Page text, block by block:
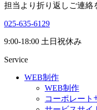
担当より折り返しご連絡
025-635-6129
9:00-18:00 土日祝休み
Service
WEB制作
WEB制作
コーポレート